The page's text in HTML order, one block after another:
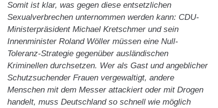
Somit ist klar, was gegen diese entsetzlichen
Sexualverbrechen unternommen werden kann: CDU-
Ministerpräsident Michael Kretschmer und sein
Innenminister Roland Wöller müssen eine Null-
Toleranz-Strategie gegenüber ausländischen
Kriminellen durchsetzen. Wer als Gast und angeblicher
Schutzsuchender Frauen vergewaltigt, andere
Menschen mit dem Messer attackiert oder mit Drogen
handelt, muss Deutschland so schnell wie möglich